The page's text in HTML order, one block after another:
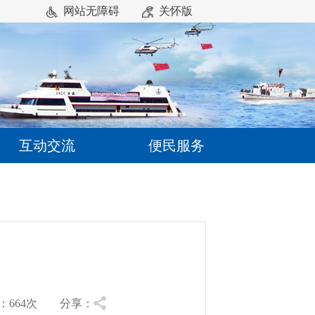
网站无障碍 关怀版
互动交流 便民服务
664次 分享：